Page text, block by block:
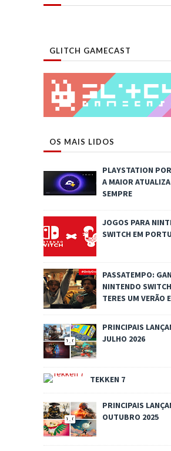
GLITCH GAMECAST
OS MAIS LIDOS
PLAYSTATION
A MAIOR
SEMPRE
JOGOS PARA
SWITCH EM
PASSATEMPO:
NINTENDO
TERES UM VERÃO
PRINCIPAIS
JULHO 2026
TEKKEN 7
PRINCIPAIS
OUTUBRO 2025